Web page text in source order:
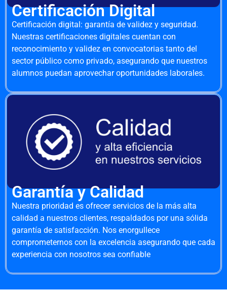
Certificación Digital
Certificación digital: garantía de validez y seguridad.
Nuestras certificaciones digitales cuentan con
reconocimiento y validez en convocatorias tanto del
sector público como privado, asegurando que nuestros
alumnos puedan aprovechar oportunidades laborales.
Garantía y Calidad
Nuestra prioridad es ofrecer servicios de la más alta
calidad a nuestros clientes, respaldados por una sólida
garantía de satisfacción. Nos enorgullece
comprometernos con la excelencia asegurando que cada
experiencia con nosotros sea confiable